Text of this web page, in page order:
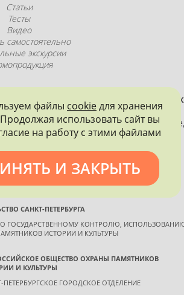
Статьи
Тесты
Видео
самостоятельно
экскурсии
ПРИ ПОДДЕРЖКЕ ПРАВИТЕЛЬСТВА
ПЕТЕРБУРГА
материалов, размещенных на
только с согласия правообладателя и
ссылкой на источник информации.
САНКТ-ПЕТЕРБУРГА
ГОСУДАРСТВЕННОМУ КОНТРОЛЮ,
ИСТОРИИ И КУЛЬТУРЫ
ОБЩЕСТВО ОХРАНЫ ПАМЯТНИКОВ
И КУЛЬТУРЫ
ПЕТЕРБУРГСКОЕ ГОРОДСКОЕ ОТДЕЛЕНИЕ
файлы cookieдля хранения
использовать сайт вы
на работу с этими файлами
И ЗАКРЫТЬ